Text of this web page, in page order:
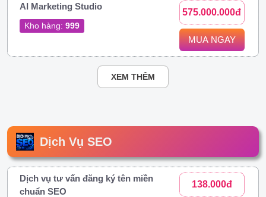
AI Marketing Studio
Kho hàng: 999
575.000.000đ
MUA NGAY
XEM THÊM
Dịch Vụ SEO
Dịch vụ tư vấn đăng ký tên miền
chuẩn SEO
138.000đ